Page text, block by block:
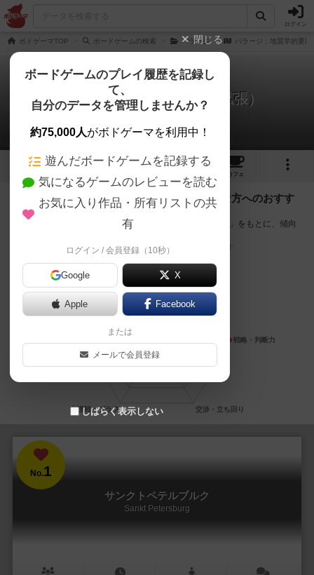
ログイン
ボドゲーマTOP ボードゲームの検索 バラージ バラージ：地質学的要因
バラージ：地質学的要因（拡張）
次のおすすめボードゲーム
2 1
カフェ
『バラージ：地質学的要因（拡張）』が好きな方へのおすす
このゲームのトップページで投票された「プレイ感の評価」をもとに、傾向
※リストには一定の投票数がある作品のみを表示しています
No.1
サンクトペテルブルク
Sankt Petersburg
閉じる
ボードゲームのプレイ履歴を記録し
て、
自分のデータを管理しませんか？
約75,000人がボドゲーマを利用中！
遊んだボードゲームを記録する
気になるゲームのレビューを読む
お気に入り作品・所有リストの共
有
ログイン / 会員登録（10秒）
Google X
Apple Facebook
または
メールで会員登録
しばらく表示しない